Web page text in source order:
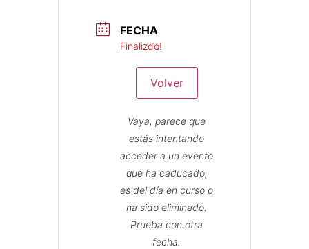
FECHA
Finalizdo!
Volver
Vaya, parece que
estás intentando
acceder a un evento
que ha caducado,
es del día en curso o
ha sido eliminado.
Prueba con otra
fecha.